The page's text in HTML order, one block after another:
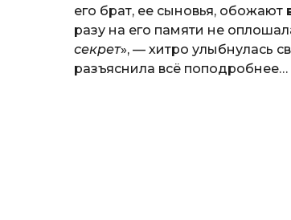
его брат, ее сыновья, обожают
разу на его памяти не
секрет», — хитро улыбнулась
разъяснила всё поподробнее…